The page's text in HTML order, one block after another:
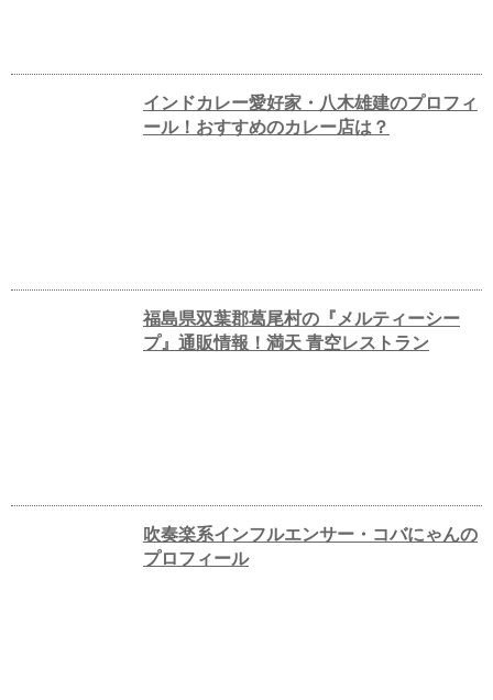
インドカレー愛好家・八木雄建のプロフィ
ール！おすすめのカレー店は？
福島県双葉郡葛尾村の『メルティーシー
プ』通販情報！満天 青空レストラン
吹奏楽系インフルエンサー・コバにゃんの
プロフィール